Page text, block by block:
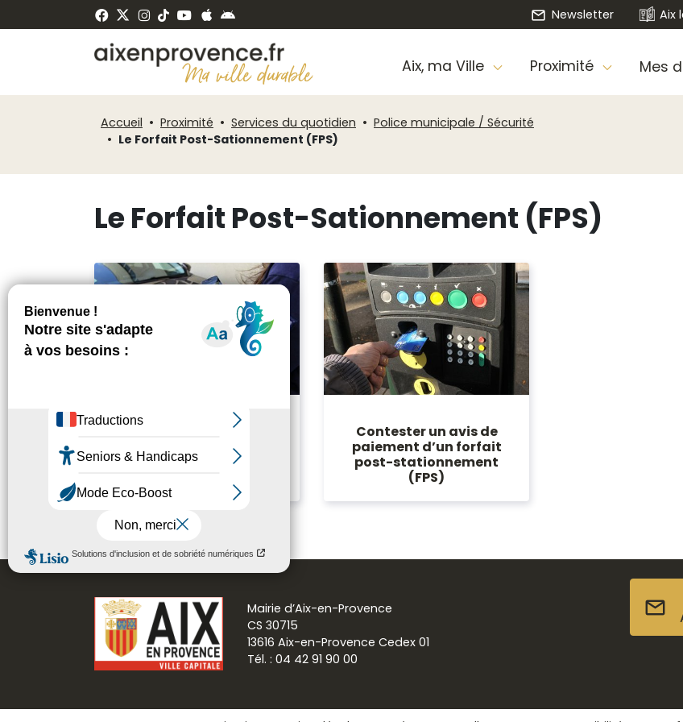
Newsletter Aix
Aix, ma Ville Proximité Mes
Accueil Proximité Services du quotidien
Police municipale / Sécurité
Le Forfait Post-Sationnement (FPS)
Le Forfait Post-Sationnement (FPS)
Stationnement (FPS) :
Mode d’emploi
Contester un avis de
paiement d’un forfait
post-stationnement
(FPS)
Mairie d’Aix-en-Provence
CS 30715
13616 Aix-en-Provence Cedex 01
Tél. : 04 42 91 90 00
de
Panneau de gestion des cookies